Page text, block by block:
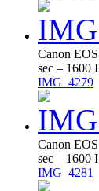
Canon
sec – 1600
IMG_4279
Canon
sec – 1600
IMG_4281